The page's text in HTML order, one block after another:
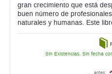
antes:
31,95 €
Sin Existencias. Sin fecha